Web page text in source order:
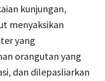
kunjungan,
menyaksikan
yang
orangutan yang
dan dilepasliarkan